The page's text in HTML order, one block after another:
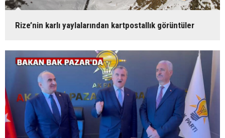
Rize’nin karlı yaylalarından kartpostallık görüntüler